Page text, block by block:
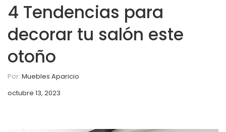
4 Tendencias para
decorar tu salón este
otoño
Por: Muebles Aparicio
octubre 13, 2023